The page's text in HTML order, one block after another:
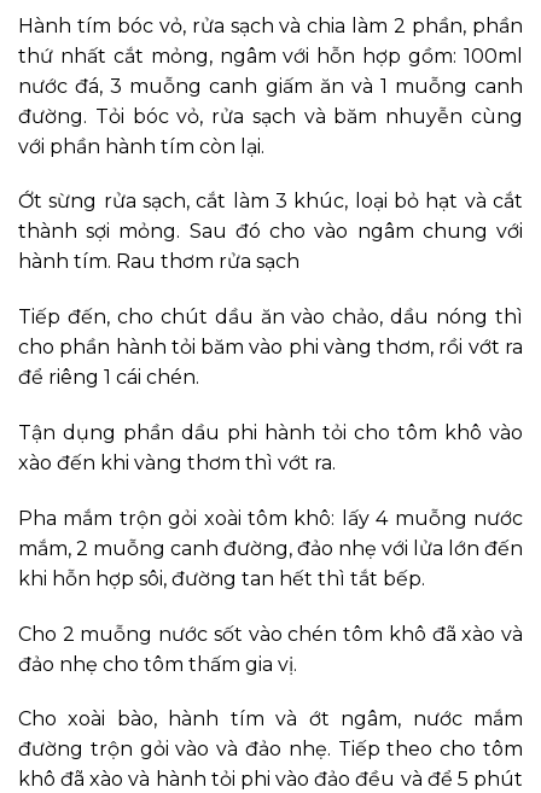
Hành tím bóc vỏ, rửa sạch và chia làm 2 phần, phần
thứ nhất cắt mỏng, ngâm với hỗn hợp gồm: 100ml
nước đá, 3 muỗng canh giấm ăn và 1 muỗng canh
đường. Tỏi bóc vỏ, rửa sạch và băm nhuyễn cùng
với phần hành tím còn lại.
Ớt sừng rửa sạch, cắt làm 3 khúc, loại bỏ hạt và cắt
thành sợi mỏng. Sau đó cho vào ngâm chung với
hành tím. Rau thơm rửa sạch
Tiếp đến, cho chút dầu ăn vào chảo, dầu nóng thì
cho phần hành tỏi băm vào phi vàng thơm, rồi vớt ra
để riêng 1 cái chén.
Tận dụng phần dầu phi hành tỏi cho tôm khô vào
xào đến khi vàng thơm thì vớt ra.
Pha mắm trộn gỏi xoài tôm khô: lấy 4 muỗng nước
mắm, 2 muỗng canh đường, đảo nhẹ với lửa lớn đến
khi hỗn hợp sôi, đường tan hết thì tắt bếp.
Cho 2 muỗng nước sốt vào chén tôm khô đã xào và
đảo nhẹ cho tôm thấm gia vị.
Cho xoài bào, hành tím và ớt ngâm, nước mắm
đường trộn gỏi vào và đảo nhẹ. Tiếp theo cho tôm
khô đã xào và hành tỏi phi vào đảo đều và để 5 phút